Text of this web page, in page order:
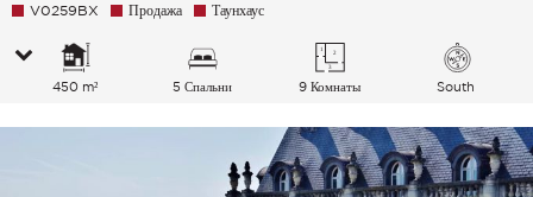
V0259BX Продажа Таунхаус
450 m² 5 Спальни 9 Комнаты South